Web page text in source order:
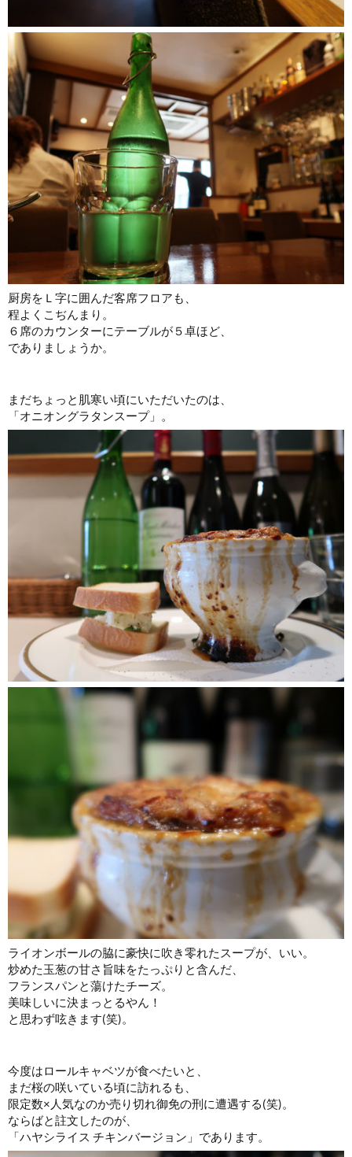
厨房をＬ字に囲んだ客席フロアも、
程よくこぢんまり。
６席のカウンターにテーブルが５卓ほど、
でありましょうか。
まだちょっと肌寒い頃にいただいたのは、
「オニオングラタンスープ」。
ライオンボールの脇に豪快に吹き零れたスープが、いい。
炒めた玉葱の甘さ旨味をたっぷりと含んだ、
フランスパンと蕩けたチーズ。
美味しいに決まっとるやん！
と思わず呟きます(笑)。
今度はロールキャベツが食べたいと、
まだ桜の咲いている頃に訪れるも、
限定数×人気なのか売り切れ御免の刑に遭遇する(笑)。
ならばと註文したのが、
「ハヤシライス チキンバージョン」であります。